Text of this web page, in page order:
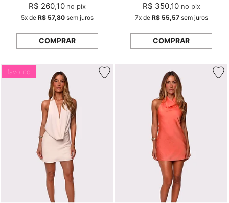
R$ 260,10 no pix
5xde R$ 57,80sem juros
COMPRAR
R$ 350,10 no pix
7xde R$ 55,57sem juros
COMPRAR
favorito